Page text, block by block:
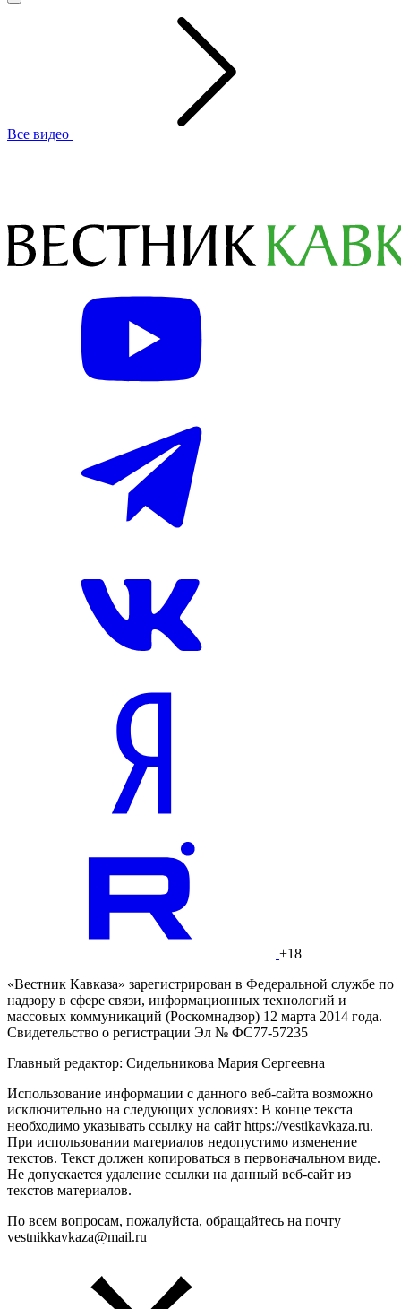
Все видео
+18
«Вестник Кавказа» зарегистрирован в Федеральной службе по
надзору в сфере связи, информационных технологий и
массовых коммуникаций (Роскомнадзор) 12 марта 2014 года.
Свидетельство о регистрации Эл № ФС77-57235
Главный редактор: Сидельникова Мария Сергеевна
Использование информации с данного веб-сайта возможно
исключительно на следующих условиях: В конце текста
необходимо указывать ссылку на сайт https://vestikavkaza.ru.
При использовании материалов недопустимо изменение
текстов. Текст должен копироваться в первоначальном виде.
Не допускается удаление ссылки на данный веб-сайт из
текстов материалов.
По всем вопросам, пожалуйста, обращайтесь на почту
vestnikkavkaza@mail.ru